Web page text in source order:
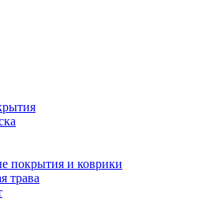
покрытия и коврики
трава